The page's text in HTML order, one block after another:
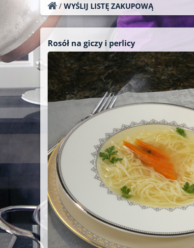
/ WYŚLIJ LISTĘ ZAKUPOWĄ
Rosół na giczy i perlicy